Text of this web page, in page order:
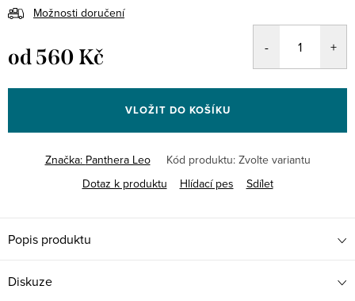
Možnosti doručení
od560 Kč
cena:
VLOŽIT DO KOŠÍKU
Značka: Panthera Leo Kód produktu: Zvolte variantu
Dotaz k produktu
Hlídací pes Sdílet
Popis produktu
Diskuze